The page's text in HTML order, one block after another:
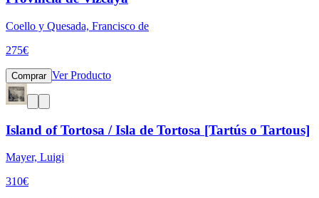
Coello y Quesada, Francisco de
275€
Comprar Ver Producto
Island of Tortosa / Isla de Tortosa [Tartús o Tartous]
Mayer, Luigi
310€